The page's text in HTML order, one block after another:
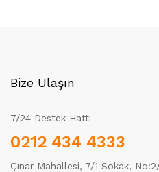
Bize Ulaşın
7/24 Destek Hattı
0212 434 4333
Çınar Mahallesi, 7/1 Sokak,